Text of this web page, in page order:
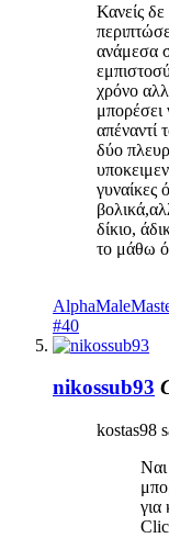
Κανείς δε
ανάμεσα
χρόνο
μπορέσει
απέναντί
δύο
γυναίκες
δίκιο,
το μάθω
#40
nikossub93
kostas98
Ναι
για